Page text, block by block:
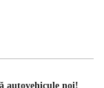
autovehicule noi!